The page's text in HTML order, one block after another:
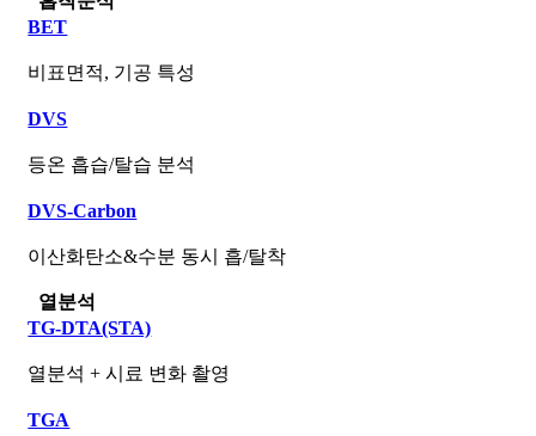
BET
비표면적, 기공 특성
DVS
등온 흡습/탈습 분석
DVS-Carbon
이산화탄소&수분 동시 흡/탈착
열분석
TG-DTA(STA)
열분석 + 시료 변화 촬영
TGA